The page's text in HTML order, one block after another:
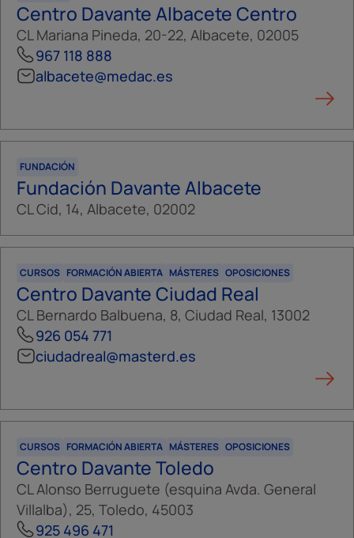
Centro Davante Albacete Centro
CL Mariana Pineda, 20-22, Albacete, 02005
967 118 888
albacete@medac.es
FUNDACIÓN
Fundación Davante Albacete
CL Cid, 14, Albacete, 02002
CURSOS FORMACIÓN ABIERTA MÁSTERES OPOSICIONES
Centro Davante Ciudad Real
CL Bernardo Balbuena, 8, Ciudad Real, 13002
926 054 771
ciudadreal@masterd.es
CURSOS FORMACIÓN ABIERTA MÁSTERES OPOSICIONES
Centro Davante Toledo
CL Alonso Berruguete (esquina Avda. General
Villalba), 25, Toledo, 45003
925 496 471